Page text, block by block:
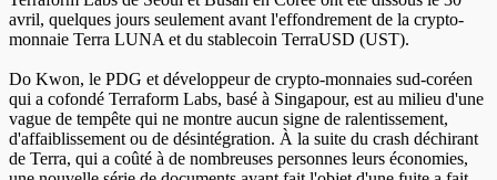
avril, quelques jours seulement avant l'effondrement de la crypto-
monnaie Terra LUNA et du stablecoin TerraUSD (UST).
Do Kwon, le PDG et développeur de crypto-monnaies sud-coréen
qui a cofondé Terraform Labs, basé à Singapour, est au milieu d'une
vague de tempête qui ne montre aucun signe de ralentissement,
d'affaiblissement ou de désintégration. À la suite du crash déchirant
de Terra, qui a coûté à de nombreuses personnes leurs économies,